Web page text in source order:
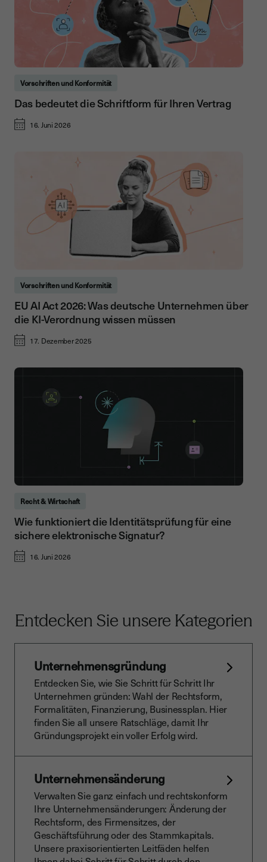
Vorschriften und Konformität
Das bedeutet die Schriftform für Ihren Vertrag
16. Juni 2026
Vorschriften und Konformität
EU AI Act 2026: Was deutsche Unternehmen über
die KI-Verordnung wissen müssen
17. Dezember 2025
Recht & Wirtschaft
Wie funktioniert die Identitätsprüfung für eine
sichere elektronische Signatur?
16. Juni 2026
Entdecken Sie unsere Kategorien
Unternehmensgründung
Entdecken Sie, wie Sie Schritt für Schritt Ihr
Unternehmen gründen: Wahl der Rechtsform,
Formalitäten, Finanzierung, Businessplan. Hier
finden Sie all unsere Ratschläge, damit Ihr
Gründungsprojekt ein voller Erfolg wird.
Unternehmensänderung
Verwalten Sie ganz einfach und rechtskonform
Ihre Unternehmensänderungen: Änderung der
Rechtsform, des Firmensitzes, der
Geschäftsführung oder des Stammkapitals.
Unsere praxisorientierten Leitfäden helfen